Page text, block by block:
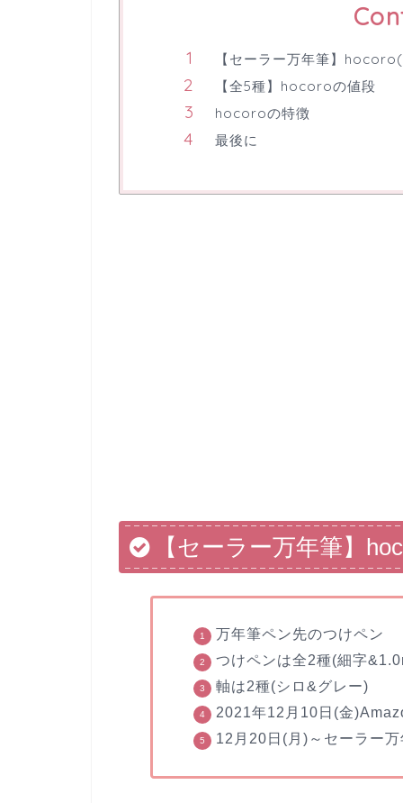
【セーラー万年筆】
【全5種】hocoroの値段
hocoroの特徴
最後に
【セーラー万年筆】
万年筆ペン先のつけペン
つけペンは全2種(細字
軸は2種(シロ & グレー)
2021年12月10日(金
12月20日(月)～ セーラー